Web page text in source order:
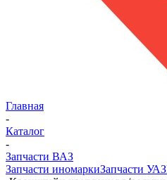
Главная
-
Каталог
-
Запчасти ВАЗ
Запчасти иномаркиЗапчасти УАЗ